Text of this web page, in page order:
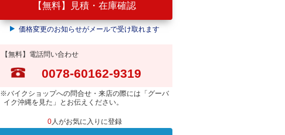
【無料】見積・在庫確認
価格変更のお知らせがメールで受け取れます
【無料】電話問い合わせ
0078-60162-9319
※バイクショップへの問合せ・来店の際には「グーバ
イク沖縄を見た」とお伝えください。
0人がお気に入りに登録